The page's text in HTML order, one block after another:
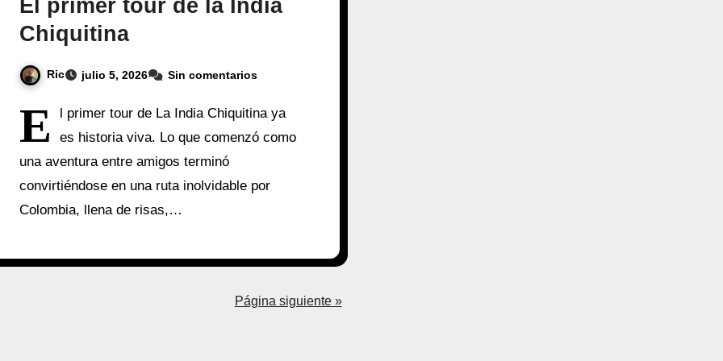
El primer tour de la India
Chiquitina
Ric julio 5, 2026 Sin comentarios
E
l primer tour de La India Chiquitina ya
es historia viva. Lo que comenzó como
una aventura entre amigos terminó
convirtiéndose en una ruta inolvidable por
Colombia, llena de risas,…
Página siguiente »